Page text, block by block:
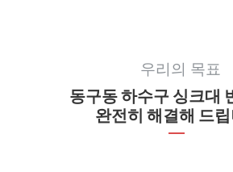
우리의 목표
동구동 하수구 싱크대
완전히 해결해 드